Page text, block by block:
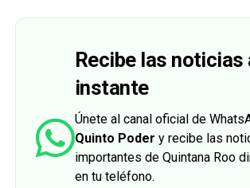
Recibe las noticias
instante
Únete al canal oficial de
Quinto Poder y recibe las
importantes de Quintana Roo
en tu teléfono.